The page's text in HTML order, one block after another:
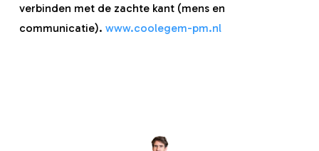
verbinden met de zachte kant (mens en
communicatie). www.coolegem-pm.nl